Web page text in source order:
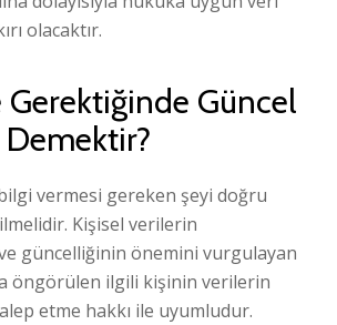
olacaktır.
Gerektiğinde Güncel
vermesi gereken şeyi doğru
Kişisel verilerin
güncelliğinin önemini vurgulayan
öngörülen ilgili kişinin verilerin
etme hakkı ile uyumludur.